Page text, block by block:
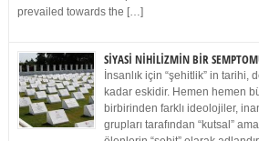
prevailed towards the […]
SİYASİ NİHİLİZMİN BİR
İnsanlık için “şehitlik” in tarihi,
kadar eskidir. Hemen hemen
birbirinden farklı ideolojiler,
grupları tarafından “kutsal”